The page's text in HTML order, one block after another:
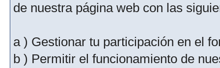
de nuestra página web con las
a ) Gestionar tu participación en el
b ) Permitir el funcionamiento de